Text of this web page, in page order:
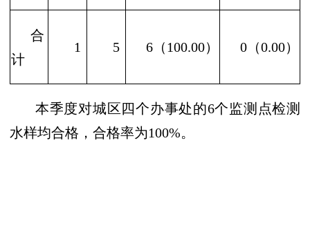
合
计
1 5 6（100.00） 0（0.00）
本季度对城区四个办事处的6个监测点检测
水样均合格，合格率为100%。